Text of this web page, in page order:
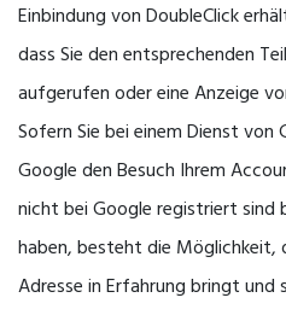
Einbindung von DoubleClick
dass Sie den entsprechenden
aufgerufen oder eine Anzeige
Sofern Sie bei einem Dienst
Google den Besuch Ihrem
nicht bei Google registriert
haben, besteht die Möglichkeit,
Adresse in Erfahrung bringt und